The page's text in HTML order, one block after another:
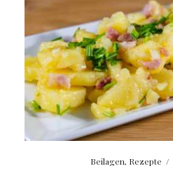
Beilagen, Rezepte /